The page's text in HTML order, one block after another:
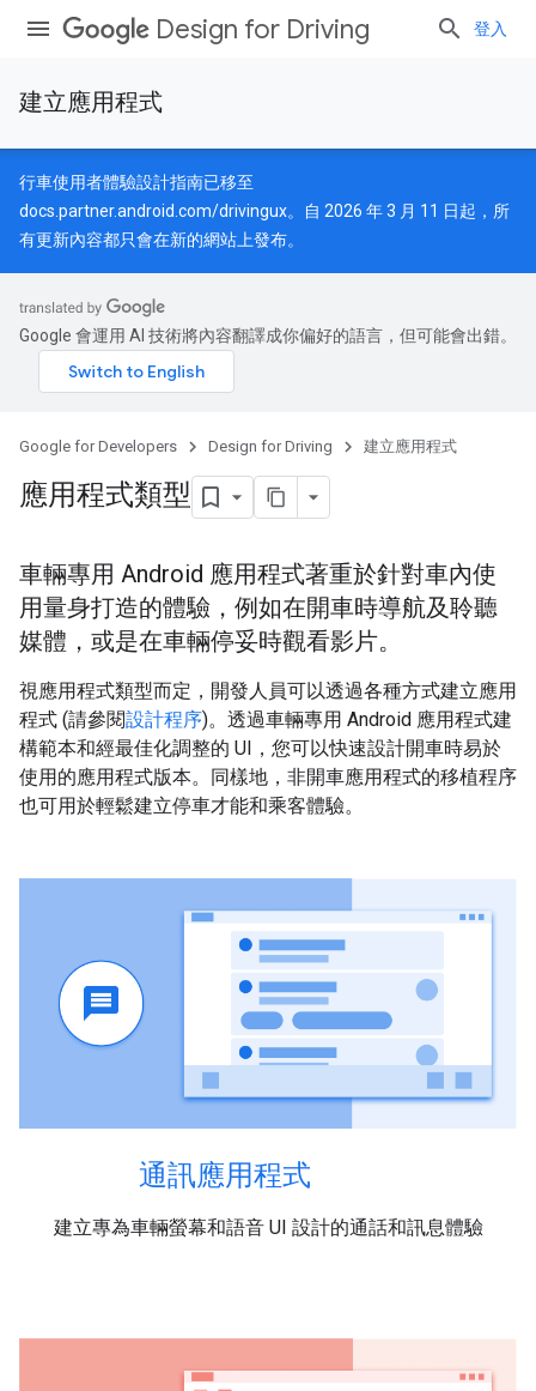
Design for Driving 登入
建立應用程式
行車使用者體驗設計指南已移至
docs.partner.android.com/drivingux。自 2026 年 3 月 11 日起，所
有更新內容都只會在新的網站上發布。
Google 會運用 AI 技術將內容翻譯成你偏好的語言，但可能會出錯。
Google for Developers Design for Driving 建立應用程式
應用程式類型
車輛專用 Android 應用程式著重於針對車內使
用量身打造的體驗，例如在開車時導航及聆聽
媒體，或是在車輛停妥時觀看影片。
視應用程式類型而定，開發人員可以透過各種方式建立應用
程式 (請參閱設計程序)。透過車輛專用 Android 應用程式建
構範本和經最佳化調整的 UI，您可以快速設計開車時易於
使用的應用程式版本。同樣地，非開車應用程式的移植程序
也可用於輕鬆建立停車才能和乘客體驗。
通訊應用程式
建立專為車輛螢幕和語音 UI 設計的通話和訊息體驗